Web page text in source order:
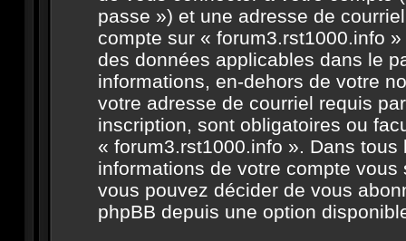
passe ») et une adresse de
compte sur « forum3.rst1000.info
des données applicables dans le
informations, en-dehors de votre
votre adresse de courriel requis
inscription, sont obligatoires ou
« forum3.rst1000.info ». Dans
informations de votre compte
vous pouvez décider de vous
phpBB depuis une option